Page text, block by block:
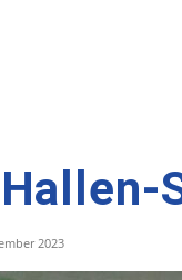
2023